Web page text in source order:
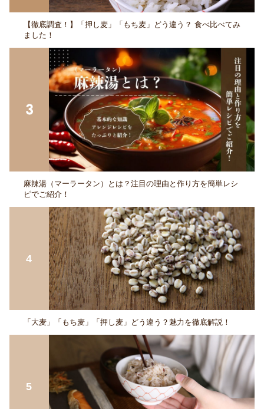
【徹底調査！】「押し麦」「もち麦」どう違う？ 食べ比べてみ
ました！
麻辣湯（マーラータン）とは？注目の理由と作り方を簡単レシ
ピでご紹介！
「大麦」「もち麦」「押し麦」どう違う？魅力を徹底解説！